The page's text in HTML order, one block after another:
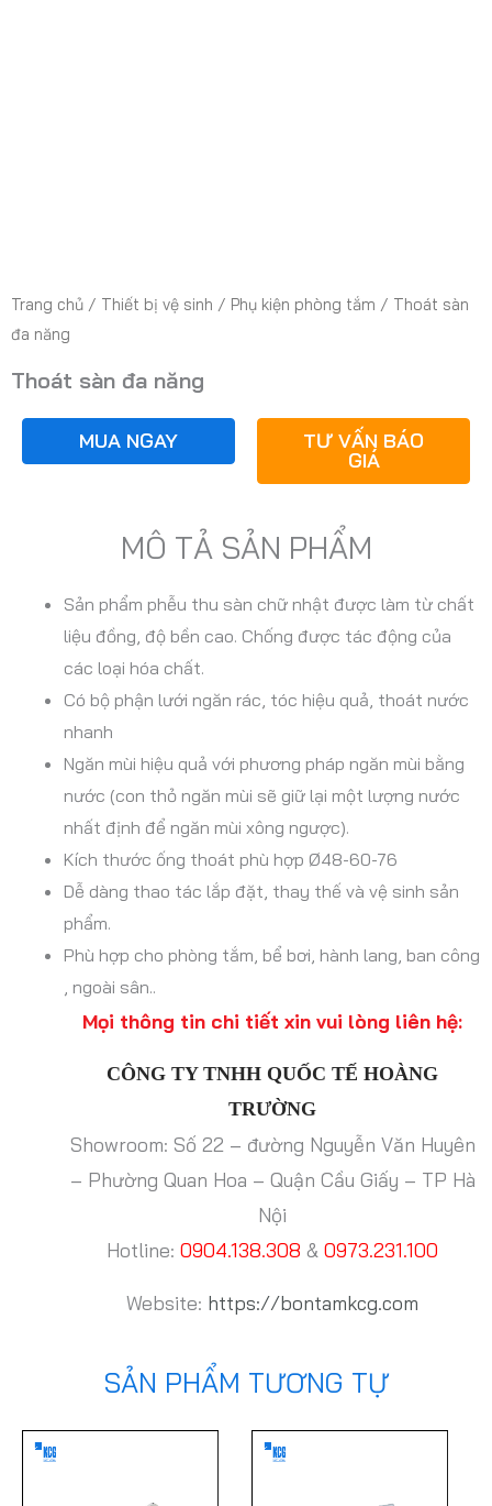
Trang chủ / Thiết bị vệ sinh / Phụ kiện phòng tắm / Thoát sàn
đa năng
Thoát sàn đa năng
MUA NGAY TƯ VẤN BÁO
GIÁ
MÔ TẢ SẢN PHẨM
Sản phẩm phễu thu sàn chữ nhật được làm từ chất
liệu đồng, độ bền cao. Chống được tác động của
các loại hóa chất.
Có bộ phận lưới ngăn rác, tóc hiệu quả, thoát nước
nhanh
Ngăn mùi hiệu quả với phương pháp ngăn mùi bằng
nước (con thỏ ngăn mùi sẽ giữ lại một lượng nước
nhất định để ngăn mùi xông ngược).
Kích thước ống thoát phù hợp Ø48-60-76
Dễ dàng thao tác lắp đặt, thay thế và vệ sinh sản
phẩm.
Phù hợp cho phòng tắm, bể bơi, hành lang, ban công
, ngoài sân..
Mọi thông tin chi tiết xin vui lòng liên hệ:
CÔNG TY TNHH QUỐC TẾ HOÀNG
TRƯỜNG
Showroom: Số 22 – đường Nguyễn Văn Huyên
– Phường Quan Hoa – Quận Cầu Giấy – TP Hà
Nội
Hotline: 0904.138.308 & 0973.231.100
Website: https://bontamkcg.com
SẢN PHẨM TƯƠNG TỰ